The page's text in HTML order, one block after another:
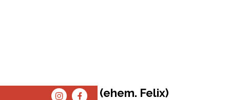
Chapo (ehem. Felix)